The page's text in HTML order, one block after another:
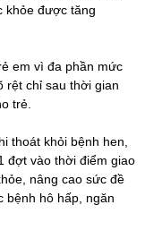
khỏe được tăng
em vì đa phần mức
rệt chỉ sau thời gian
trẻ.
thoát khỏi bệnh hen,
đợt vào thời điểm giao
nâng cao sức đề
bệnh hô hấp, ngăn